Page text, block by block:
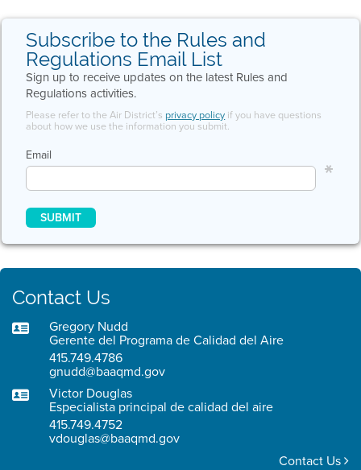
Subscribe to the Rules and
Regulations Email List
Sign up to receive updates on the latest Rules and
Regulations activities.
Please refer to the Air District’s privacy policy if you have questions
about how we use the information you submit.
Email
Contact Us
Gregory Nudd
Gerente del Programa de Calidad del Aire
415.749.4786
gnudd@baaqmd.gov
Victor Douglas
Especialista principal de calidad del aire
415.749.4752
vdouglas@baaqmd.gov
Contact Us